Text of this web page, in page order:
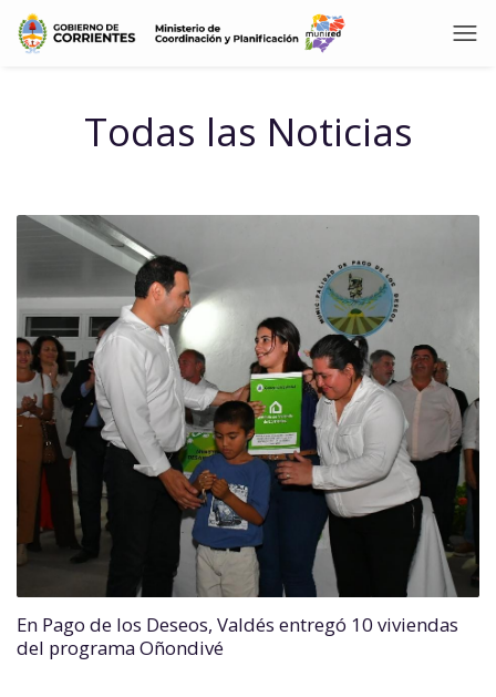
Todas las Noticias
En Pago de los Deseos, Valdés entregó 10 viviendas
del programa Oñondivé